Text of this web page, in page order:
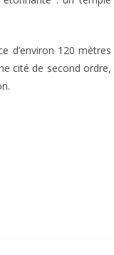
d’environ 120 mètres
cité de second ordre,